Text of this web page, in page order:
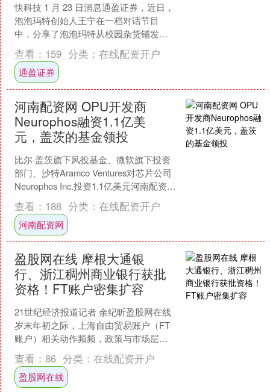
快科技 1 月 23 日消息通盈证券，近日，
泡泡玛特创始人王宁在一档对话节目
中，分享了泡泡玛特从校园杂货铺发展
为市值千亿潮玩 IP 品牌的成长故事，以
及公司"每....
查看： 159 分类： 在线配资开户
通盈证券
河南配资网 OPU开发商
Neurophos融资1.1亿美
元，盖茨的基金领投
比尔·盖茨旗下风投基金、微软旗下投资
部门、沙特Aramco Ventures对芯片公司
Neurophos Inc.投资1.1亿美元河南配资
网，盖茨的基金领投。 ....
查看： 188 分类： 在线配资开户
河南配资网
盈股网在线 摩根大通银
行、浙江稠州商业银行获批
资格！FT账户密集扩容
21世纪经济报道记者 余纪昕盈股网在线
岁末年初之际，上海自由贸易账户（FT
账户）相关动作频频，政策与市场层面
近日均迎来了重要进展。 在机构准入方
面，上海自贸区....
查看： 86 分类： 在线配资开户
盈股网在线